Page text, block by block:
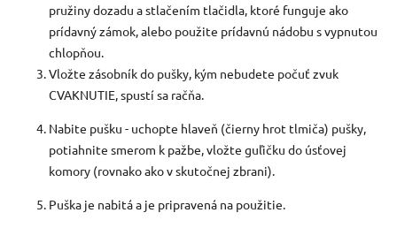
pružiny dozadu a stlačením tlačidla, ktoré funguje ako
prídavný zámok, alebo použite prídavnú nádobu s vypnutou
chlopňou.
Vložte zásobník do pušky, kým nebudete počuť zvuk
CVAKNUTIE, spustí sa račňa.
Nabite pušku - uchopte hlaveň (čierny hrot tlmiča) pušky,
potiahnite smerom k pažbe, vložte guľičku do úsťovej
komory (rovnako ako v skutočnej zbrani).
Puška je nabitá a je pripravená na použitie.